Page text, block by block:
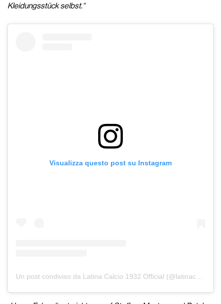
Kleidungsstück selbst.“
Visualizza questo post su Instagram
Un post condiviso da Latina Calcio 1932 Official (@latinacalcio1932official)